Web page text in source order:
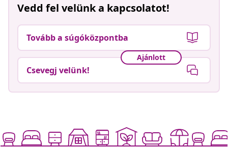
Vedd fel velünk a kapcsolatot!
Tovább a súgóközpontba
Ajánlott
Csevegj velünk!